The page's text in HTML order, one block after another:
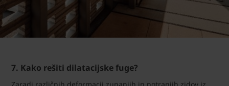
7. Kako rešiti dilatacijske fuge?